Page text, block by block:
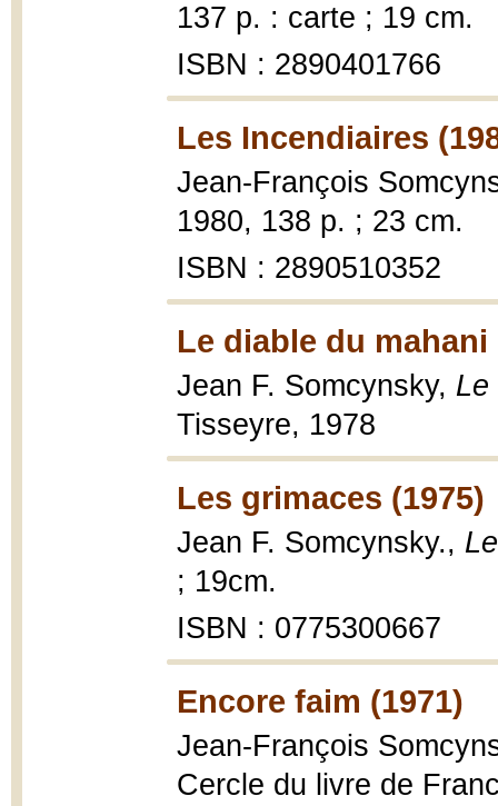
137 p. : carte ; 19 cm.
ISBN : 2890401766
Les Incendiaires
Jean-François
1980, 138 p. ; 23 cm.
ISBN : 2890510352
Le diable du mahani
Jean F. Somcynsky, Le
Tisseyre, 1978
Les grimaces (1975)
Jean F. Somcynsky.,
; 19cm.
ISBN : 0775300667
Encore faim (1971)
Jean-François
Cercle du livre de